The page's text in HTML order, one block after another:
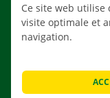
Ce site web utilise
visite optimale et
navigation.